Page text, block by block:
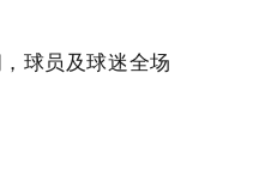
球员及球迷全场